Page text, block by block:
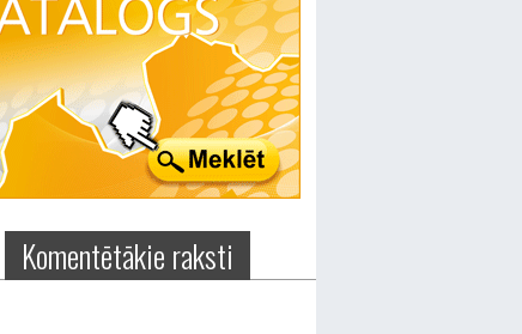
Komentētākie raksti